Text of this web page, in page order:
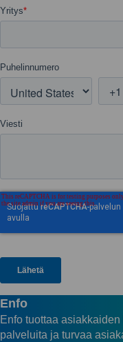
Enfo
Enfo tuottaa
palveluita ja turvaa